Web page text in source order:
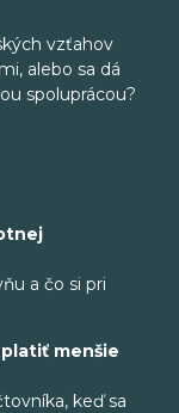
vzťahov
alebo sa dá
spoluprácou?
a čo si pri
menšie
keď sa